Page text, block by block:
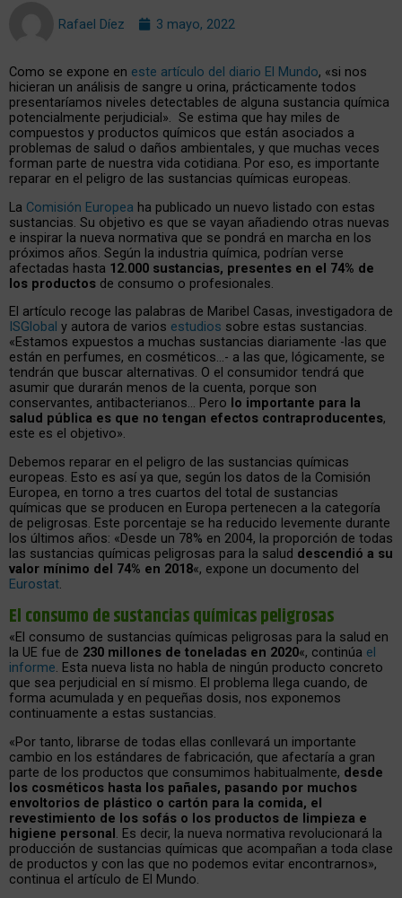
Rafael Díez 3 mayo, 2022
Como se expone en este artículo del diario El Mundo, «si nos
hicieran un análisis de sangre u orina, prácticamente todos
presentaríamos niveles detectables de alguna sustancia química
potencialmente perjudicial». Se estima que hay miles de
compuestos y productos químicos que están asociados a
problemas de salud o daños ambientales, y que muchas veces
forman parte de nuestra vida cotidiana. Por eso, es importante
reparar en el peligro de las sustancias químicas europeas.
La Comisión Europea ha publicado un nuevo listado con estas
sustancias. Su objetivo es que se vayan añadiendo otras nuevas
e inspirar la nueva normativa que se pondrá en marcha en los
próximos años. Según la industria química, podrían verse
afectadas hasta 12.000 sustancias, presentes en el 74% de
los productos de consumo o profesionales.
El artículo recoge las palabras de Maribel Casas, investigadora de
ISGlobal y autora de varios estudios sobre estas sustancias.
«Estamos expuestos a muchas sustancias diariamente -las que
están en perfumes, en cosméticos…- a las que, lógicamente, se
tendrán que buscar alternativas. O el consumidor tendrá que
asumir que durarán menos de la cuenta, porque son
conservantes, antibacterianos… Pero lo importante para la
salud pública es que no tengan efectos contraproducentes,
este es el objetivo».
Debemos reparar en el peligro de las sustancias químicas
europeas. Esto es así ya que, según los datos de la Comisión
Europea, en torno a tres cuartos del total de sustancias
químicas que se producen en Europa pertenecen a la categoría
de peligrosas. Este porcentaje se ha reducido levemente durante
los últimos años: «Desde un 78% en 2004, la proporción de todas
las sustancias químicas peligrosas para la salud descendió a su
valor mínimo del 74% en 2018«, expone un documento del
Eurostat.
El consumo de sustancias químicas peligrosas
«El consumo de sustancias químicas peligrosas para la salud en
la UE fue de 230 millones de toneladas en 2020«, continúa el
informe. Esta nueva lista no habla de ningún producto concreto
que sea perjudicial en sí mismo. El problema llega cuando, de
forma acumulada y en pequeñas dosis, nos exponemos
continuamente a estas sustancias.
«Por tanto, librarse de todas ellas conllevará un importante
cambio en los estándares de fabricación, que afectaría a gran
parte de los productos que consumimos habitualmente, desde
los cosméticos hasta los pañales, pasando por muchos
envoltorios de plástico o cartón para la comida, el
revestimiento de los sofás o los productos de limpieza e
higiene personal. Es decir, la nueva normativa revolucionará la
producción de sustancias químicas que acompañan a toda clase
de productos y con las que no podemos evitar encontrarnos»,
continua el artículo de El Mundo.